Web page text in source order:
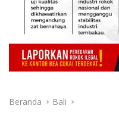
Beranda Bali